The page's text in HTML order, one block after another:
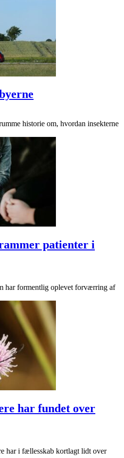
historie om, hvordan insekterne
patienter i
har formentlig oplevet forværring af
har fundet over
har i fællesskab kortlagt lidt over